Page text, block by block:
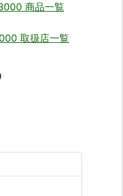
商品一覧
取扱店一覧